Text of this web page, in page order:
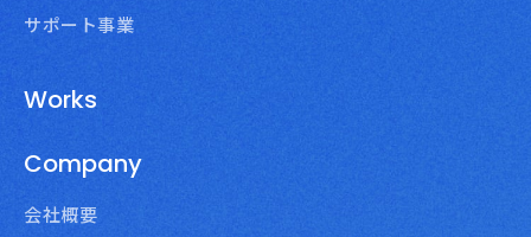
サポート事業
Works
Company
会社概要